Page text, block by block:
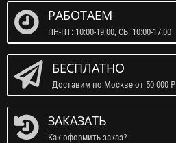
РАБОТАЕМ
ПН-ПТ: 10:00-19:00, СБ: 10:00-17:00
БЕСПЛАТНО
Доставим по Москве от 50 000 ₽
ЗАКАЗАТЬ
Как оформить заказ?